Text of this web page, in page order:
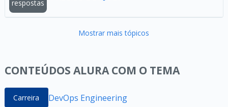
respostas
Mostrar mais tópicos
CONTEÚDOS ALURA COM O TEMA
Carreira DevOps Engineering